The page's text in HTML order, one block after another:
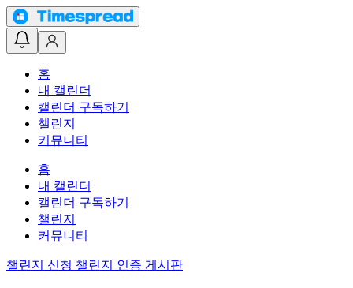
홈
내 캘린더
캘린더 구독하기
챌린지
커뮤니티
홈
내 캘린더
캘린더 구독하기
챌린지
커뮤니티
챌린지 신청 챌린지 인증 게시판